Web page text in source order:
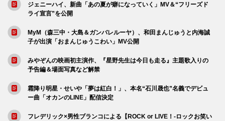
ジェニーハイ、新曲「あの夏が癖になっていく」MV＆“フリーズド
ライ宣言”を公開
MyM（森三中・大島＆ガンバレルーヤ）、和田まんじゅうと内海誠
子が出演「おまんじゅうこわい」MV公開
みやぞんの映画初主演作、『星野先生は今日も走る』主題歌入りの
予告編＆場面写真など解禁
霜降り明星・せいや「夢は紅白！」、本名“石川晟也”名義でデビュ
ー曲「オカンのLINE」配信決定
フレデリック×男性ブランコによる【ROCK or LIVE！-ロックお笑い